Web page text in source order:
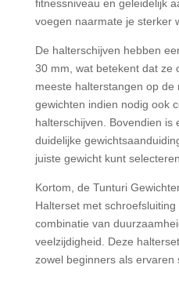
fitnessniveau en geleidelijk
voegen naarmate je sterker
De halterschijven hebben
30 mm, wat betekent dat ze
meeste halterstangen op
gewichten indien nodig ook
halterschijven. Bovendien is
duidelijke
juiste gewicht kunt
Kortom, de Tunturi
Halterset met
combinatie van
veelzijdigheid. Deze
zowel beginners als ervaren